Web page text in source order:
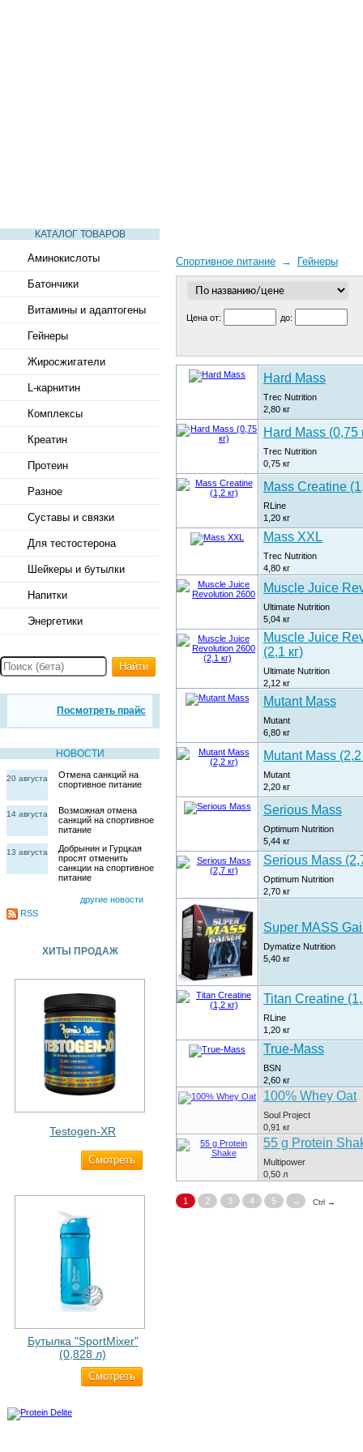
КАТАЛОГ ТОВАРОВ
Аминокислоты
Батончики
Витамины и адаптогены
Гейнеры
Жиросжигатели
L-карнитин
Комплексы
Креатин
Протеин
Разное
Суставы и связки
Для тестостерона
Шейкеры и бутылки
Напитки
Энергетики
Найти
Посмотреть прайс
НОВОСТИ
20 августа
Отмена санкций на
спортивное питание
14 августа
Возможная отмена
санкций на спортивное
питание
13 августа
Добрынин и Гурцкая
просят отменить
санкции на спортивное
питание
другие новости
RSS
ХИТЫ ПРОДАЖ
Testogen-XR
Cмотреть
Бутылка "SportMixer"
(0,828 л)
Cмотреть
Спортивное питание → Гейнеры
Цена от: до:
Hard Mass
Trec Nutrition
2,80 кг
Hard Mass (0,75
Trec Nutrition
0,75 кг
Mass Creatine
RLine
1,20 кг
Mass XXL
Trec Nutrition
4,80 кг
Muscle Juice
Ultimate Nutrition
5,04 кг
Muscle Juice
(2,1 кг)
Ultimate Nutrition
2,12 кг
Mutant Mass
Mutant
6,80 кг
Mutant Mass (2,2
Mutant
2,20 кг
Serious Mass
Optimum Nutrition
5,44 кг
Serious Mass
Optimum Nutrition
2,70 кг
Super MASS
Dymatize Nutrition
5,40 кг
Titan Creatine
RLine
1,20 кг
True-Mass
BSN
2,60 кг
100% Whey Oat
Soul Project
0,91 кг
55 g Protein
Multipower
0,50 л
1 2 3 4 5 → Ctrl →